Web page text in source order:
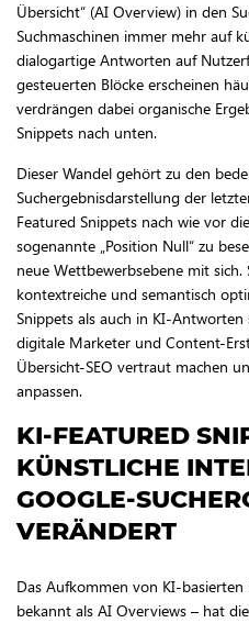
Übersicht“ (AI Overview) in den
Suchmaschinen immer mehr auf
dialogartige Antworten auf
gesteuerten Blöcke erscheinen
verdrängen dabei organische
Snippets nach unten.
Dieser Wandel gehört zu den
Suchergebnisdarstellung der
Featured Snippets nach wie vor
sogenannte „Position Null“ zu
neue Wettbewerbsebene mit
kontextreiche und semantisch
Snippets als auch in KI-
digitale Marketer und Content-
Übersicht-SEO vertraut machen
anpassen.
KI-FEATURED
KÜNSTLICHE
GOOGLE-
VERÄNDERT
Das Aufkommen von KI-basierten
bekannt als AI Overviews – hat